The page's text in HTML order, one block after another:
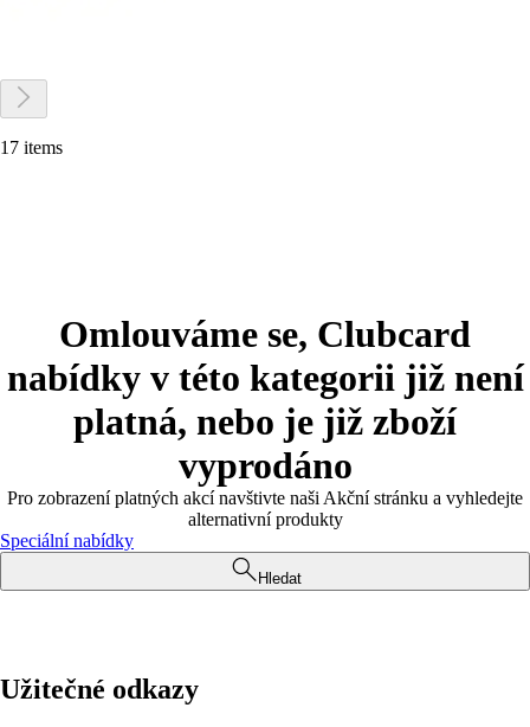
17 items
Omlouváme se, Clubcard
nabídky v této kategorii již není
platná, nebo je již zboží
vyprodáno
Pro zobrazení platných akcí navštivte naši Akční stránku a vyhledejte
alternativní produkty
Speciální nabídky
Hledat
Užitečné odkazy